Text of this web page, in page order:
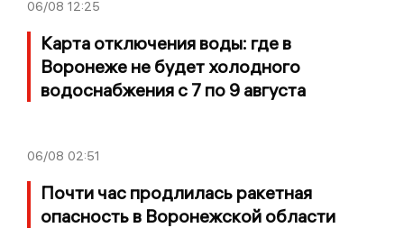
06/08 12:25
Карта отключения воды: где в
Воронеже не будет холодного
водоснабжения с 7 по 9 августа
06/08 02:51
Почти час продлилась ракетная
опасность в Воронежской области